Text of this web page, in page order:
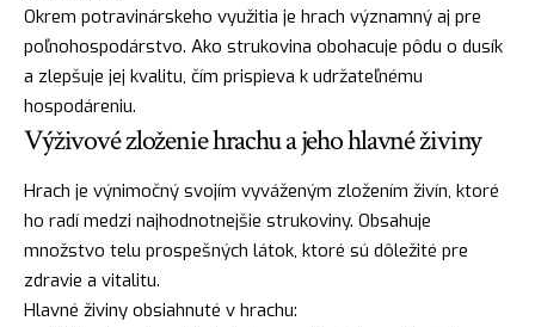
Okrem potravinárskeho využitia je hrach významný aj pre
poľnohospodárstvo. Ako strukovina obohacuje pôdu o dusík
a zlepšuje jej kvalitu, čím prispieva k udržateľnému
hospodáreniu.
Výživové zloženie hrachu a jeho hlavné živiny
Hrach je výnimočný svojím vyváženým zložením živín, ktoré
ho radí medzi najhodnotnejšie strukoviny. Obsahuje
množstvo telu prospešných látok, ktoré sú dôležité pre
zdravie a vitalitu.
Hlavné živiny obsiahnuté v hrachu: